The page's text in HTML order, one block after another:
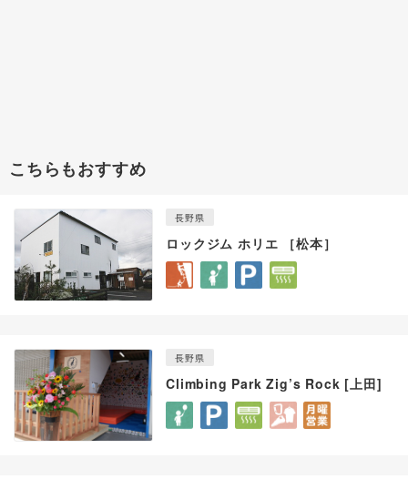
こちらもおすすめ
長野県
ロックジム ホリエ ［松本］
長野県
Climbing Park Zig’s Rock [上田]